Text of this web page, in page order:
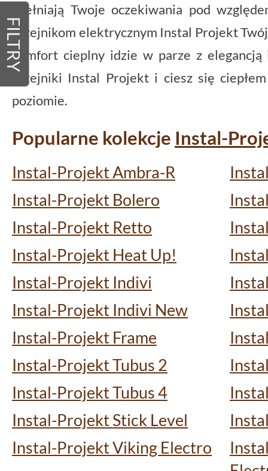
FILTRY
spełniają Twoje oczekiwania pod
grzejnikom elektrycznym Instal Projekt
komfort cieplny idzie w parze z
grzejniki Instal Projekt i ciesz się
poziomie.
Popularne kolekcje Instal-
Instal-Projekt Ambra-R
Instal-Projekt Bolero
Instal-Projekt Retto
Instal-Projekt Heat Up!
Instal-Projekt Indivi
Instal-Projekt Indivi New
Instal-Projekt Frame
Instal-Projekt Tubus 2
Instal-Projekt Tubus 4
Instal-Projekt Stick Level
Instal-Projekt Viking Electro